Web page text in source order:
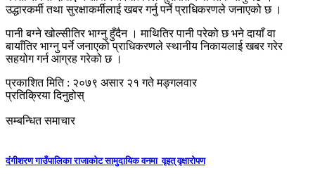
उद्धारकर्मी तथा सुरक्षाकर्मीलाई खबर गर्नु पर्ने प्राधिकरणले जनाएको छ ।
पानी बग्ने खोल्सीतिर भाग्नु हुँदैन । माथितिर पानी परेको छ भने दायाँ वा
बायाँतिर भाग्नु पर्ने जनाएको प्राधिकरणले स्थानीय निकायलाई खबर गरेर
सहयोग गर्न आग्रह गरेको छ ।
प्रकाशित मिति : २०७९ असार २१ गते मङ्गलवार
प्रतिक्रिया दिनुहोस्
सम्बन्धित समाचार
दंगीशरण गाउँपालिका राजाकाेट सामुदायिक वनमा वृहत् वृक्षारोपण